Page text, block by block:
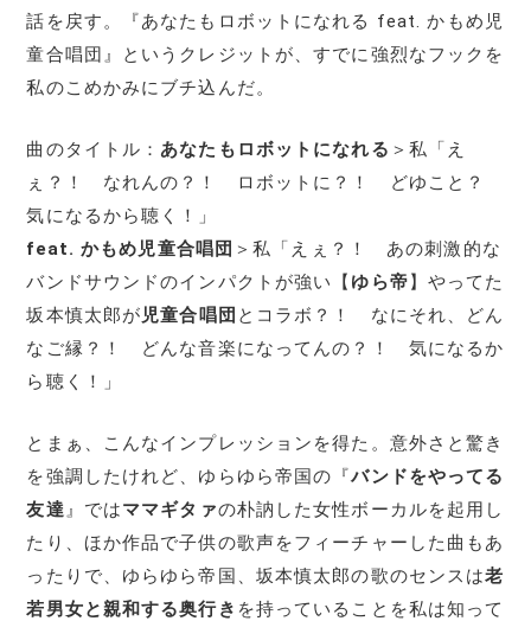
話を戻す。『あなたもロボットになれる feat. かもめ児
童合唱団』というクレジットが、すでに強烈なフックを
私のこめかみにブチ込んだ。
曲のタイトル： あなたもロボットになれる ＞私「え
ぇ？！ なれんの？！ ロボットに？！ どゆこと？
気になるから聴く！」
feat. かもめ児童合唱団 ＞私「えぇ？！ あの刺激的な
バンドサウンドのインパクトが強い【 ゆら帝】やってた
坂本慎太郎が 児童合唱団 とコラボ？！ なにそれ、どん
なご縁？！ どんな音楽になってんの？！ 気になるか
ら聴く！」
とまぁ、こんなインプレッションを得た。意外さと驚き
を強調したけれど、ゆらゆら帝国の『バンドをやってる
友達 』ではママギタァの朴訥した女性ボーカルを起用し
たり、ほか作品で子供の歌声をフィーチャーした曲もあ
ったりで、ゆらゆら帝国、坂本慎太郎の歌のセンスは老
若男女と親和する奥行き を持っていることを私は知って